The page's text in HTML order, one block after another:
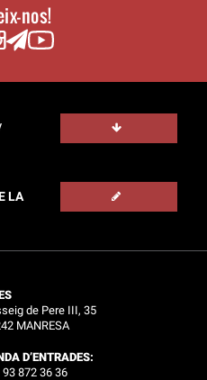
nos!
LA
de Pere III, 35
MANRESA
D’ENTRADES:
93 872 36 36